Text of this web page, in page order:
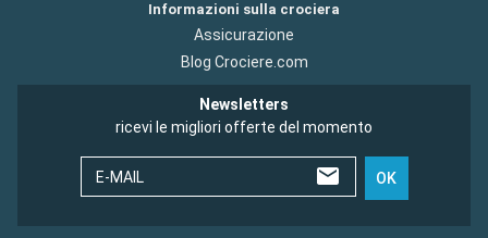
Informazioni sulla crociera
Assicurazione
Blog Crociere.com
Newsletters
ricevi le migliori offerte del momento
E-MAIL OK